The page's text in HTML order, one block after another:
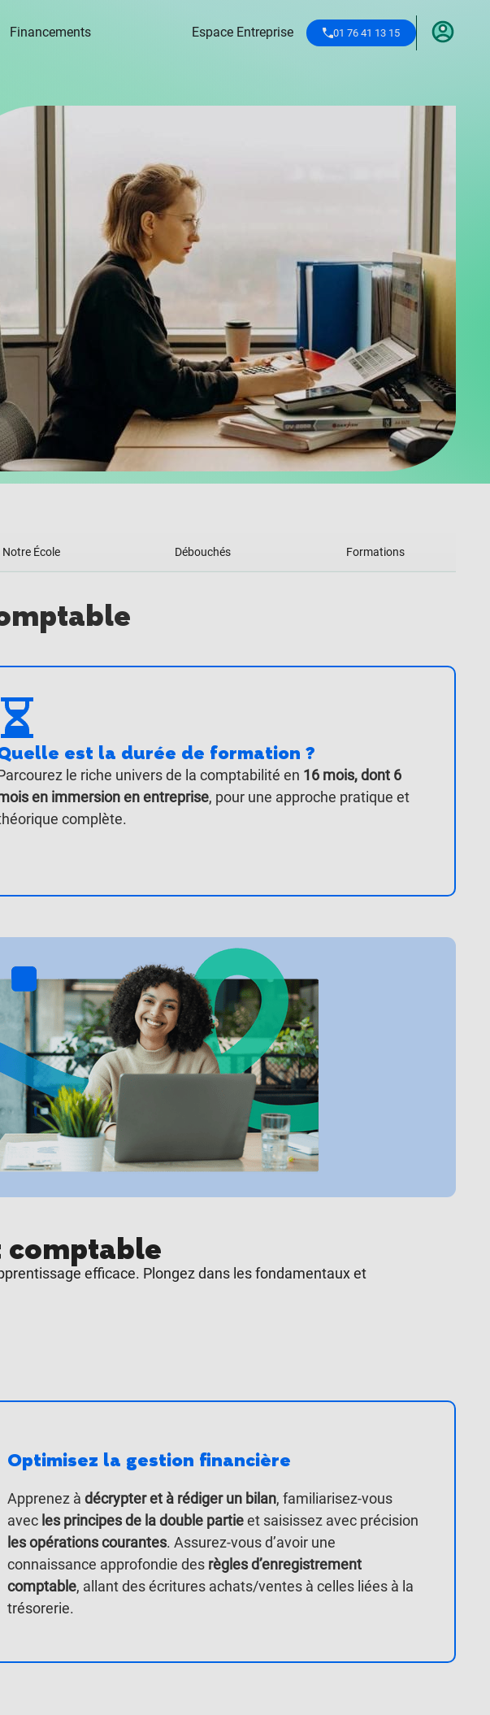
Financements Espace Entreprise 01 76 41 13 15
Formation Je m'inscris
Notre École Débouchés Formations
est la durée de formation ?
le riche univers de la comptabilité en 16 mois, dont 6
en immersion en entreprise, pour une approche pratique et
complète.
comptable
efficace. Plongez dans les fondamentaux et
Optimisez la gestion financière
Apprenez à décrypter et à rédiger un bilan, familiarisez-vous
avecles principes de la double partieet saisissez avec précision
les opérations courantes. Assurez-vous d’avoir une
connaissance approfondie des règles d’enregistrement
comptable, allant des écritures achats/ventes à celles liées à la
trésorerie.